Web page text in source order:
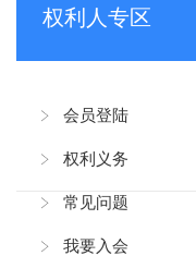
权利人专区
会员登陆
权利义务
常见问题
我要入会